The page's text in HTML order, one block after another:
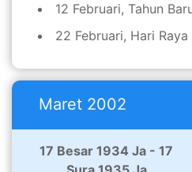
12 Februari, Tahun
22 Februari, Hari
Maret 2002
17 Besar 1934 Ja - 17